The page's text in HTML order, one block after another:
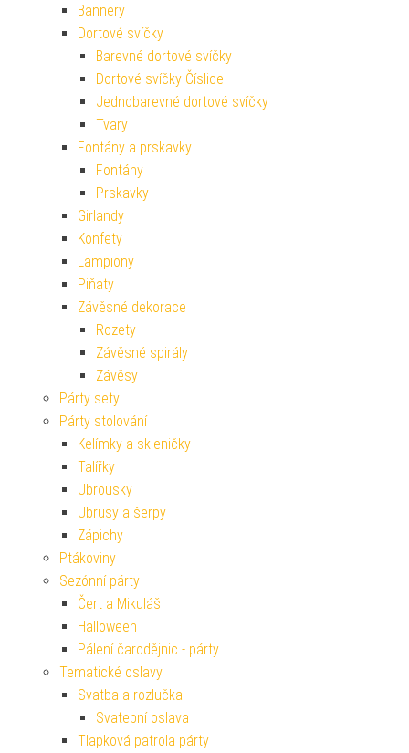
Bannery
Dortové svíčky
Barevné dortové svíčky
Dortové svíčky Číslice
Jednobarevné dortové svíčky
Tvary
Fontány a prskavky
Fontány
Prskavky
Girlandy
Konfety
Lampiony
Piňaty
Závěsné dekorace
Rozety
Závěsné spirály
Závěsy
Párty sety
Párty stolování
Kelímky a skleničky
Talířky
Ubrousky
Ubrusy a šerpy
Zápichy
Ptákoviny
Sezónní párty
Čert a Mikuláš
Halloween
Pálení čarodějnic - párty
Tematické oslavy
Svatba a rozlučka
Svatební oslava
Tlapková patrola párty